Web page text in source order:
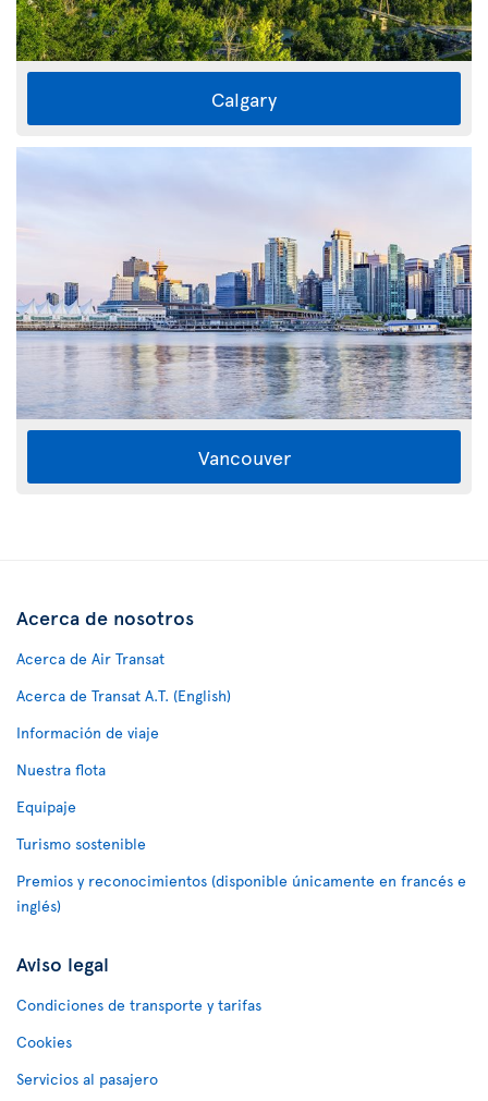
Calgary
Vancouver
Acerca de nosotros
Acerca de Air Transat
Acerca de Transat A.T. (English)
Información de viaje
Nuestra flota
Equipaje
Turismo sostenible
Premios y reconocimientos (disponible únicamente en francés e
inglés)
Aviso legal
Condiciones de transporte y tarifas
Cookies
Servicios al pasajero